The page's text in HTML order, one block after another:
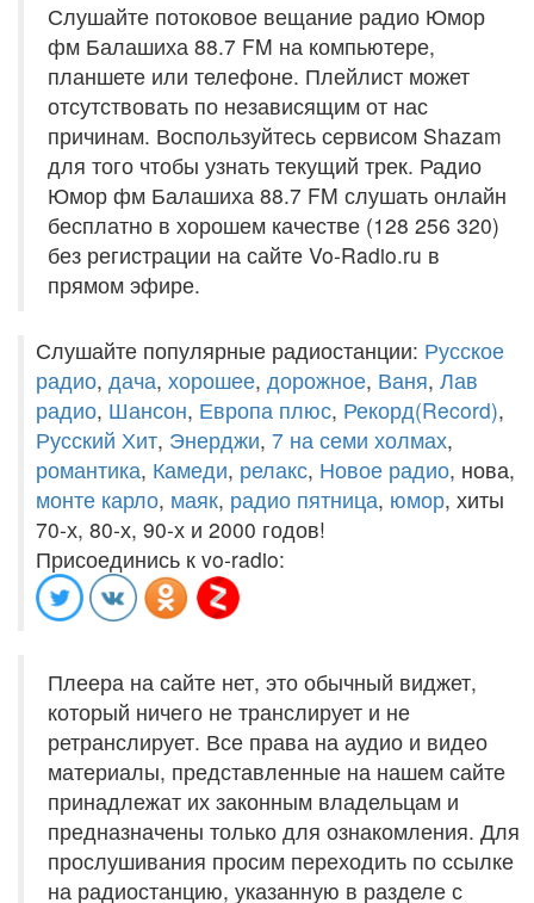
Слушайте потоковое вещание радио Юмор
фм Балашиха 88.7 FM на компьютере,
планшете или телефоне. Плейлист может
отсутствовать по независящим от нас
причинам. Воспользуйтесь сервисом Shazam
для того чтобы узнать текущий трек. Радио
Юмор фм Балашиха 88.7 FM слушать онлайн
бесплатно в хорошем качестве (128 256 320)
без регистрации на сайте Vo-Radio.ru в
прямом эфире.
Слушайте популярные радиостанции: Русское
радио, дача, хорошее, дорожное, Ваня, Лав
радио, Шансон, Европа плюс, Рекорд(Record),
Русский Хит, Энерджи, 7 на семи холмах,
романтика, Камеди, релакс, Новое радио, нова,
монте карло, маяк, радио пятница, юмор, хиты
70-х, 80-х, 90-х и 2000 годов!
Присоединись к vo-radio:
Плеера на сайте нет, это обычный виджет,
который ничего не транслирует и не
ретранслирует. Все права на аудио и видео
материалы, представленные на нашем сайте
принадлежат их законным владельцам и
предназначены только для ознакомления. Для
прослушивания просим переходить по ссылке
на радиостанцию, указанную в разделе с